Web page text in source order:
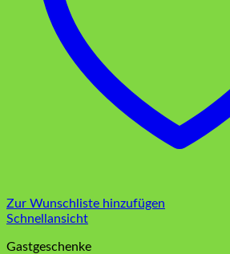
Zur Wunschliste hinzufügen
Schnellansicht
Gastgeschenke